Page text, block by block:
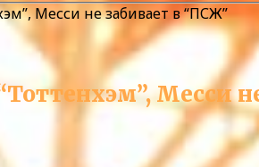
Месси не забивает в “ПСЖ”
Месси